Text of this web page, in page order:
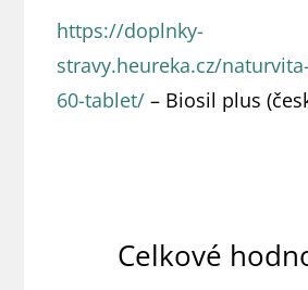
https://doplnky-
stravy.heureka.cz/
60-tablet/ – Biosil plus
Celkové